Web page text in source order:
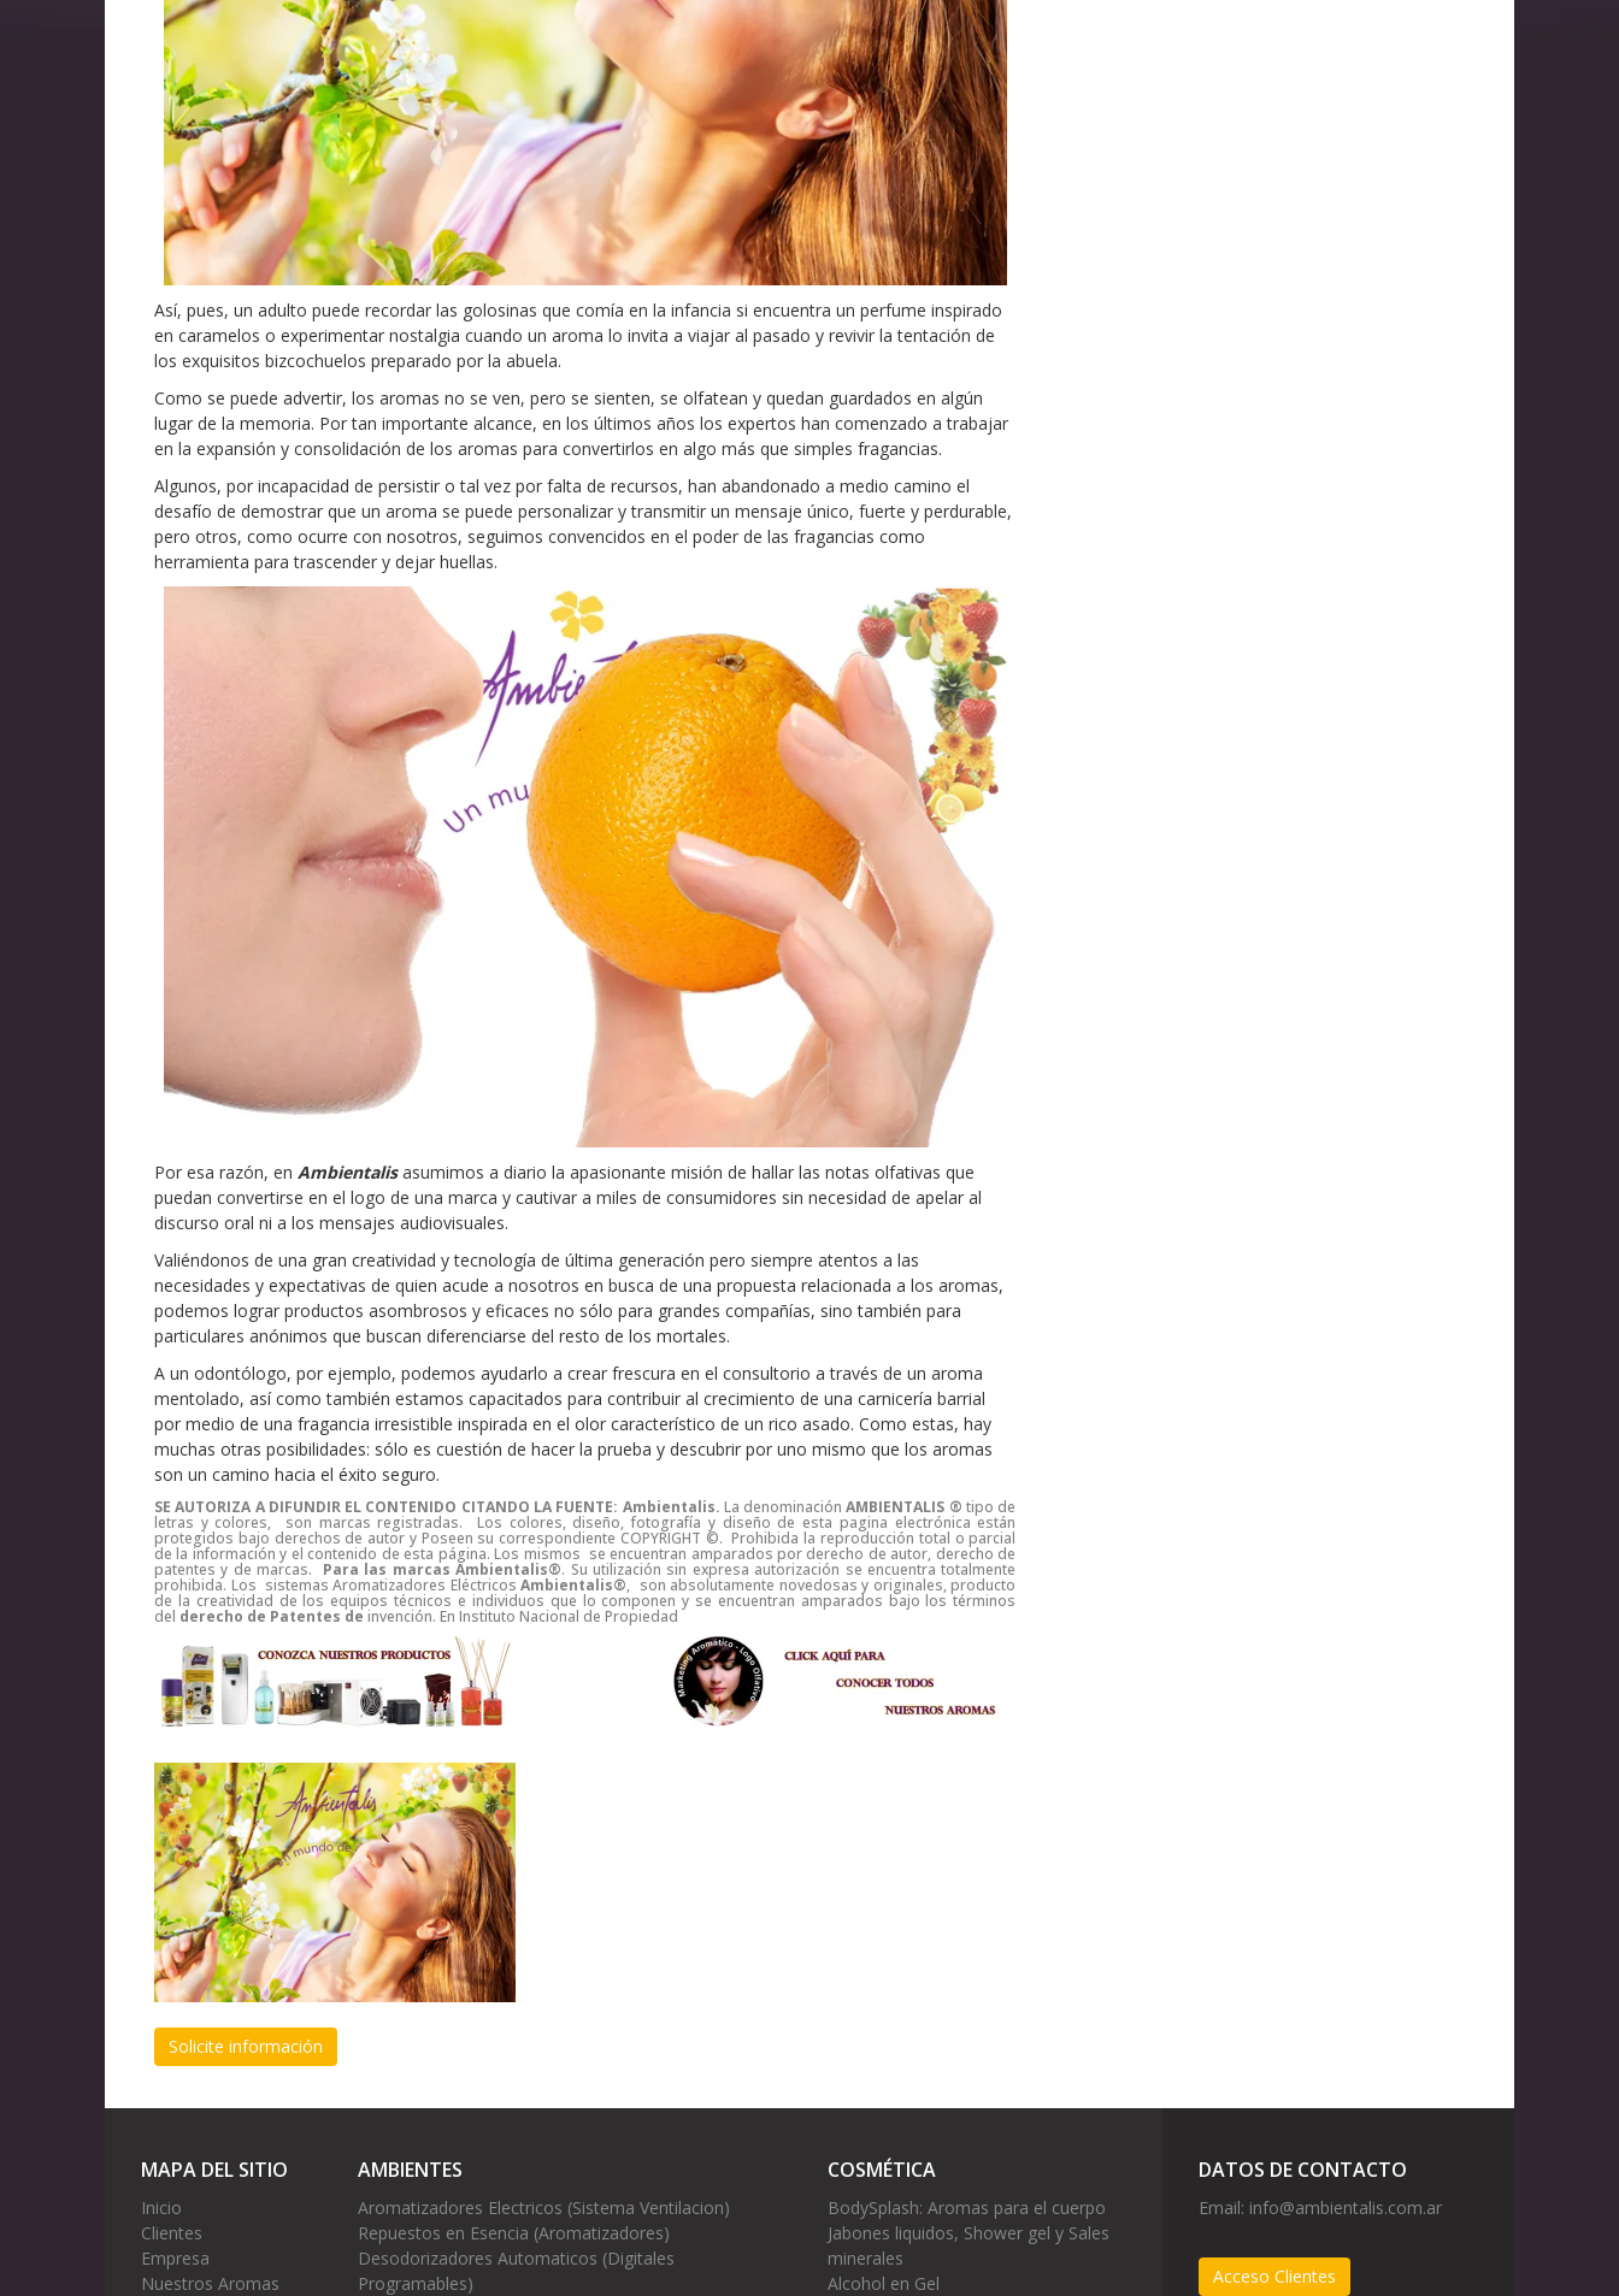
Así, pues, un adulto puede recordar las golosinas que comía en la infancia si encuentra un perfume inspirado
en caramelos o experimentar nostalgia cuando un aroma lo invita a viajar al pasado y revivir la tentación de
los exquisitos bizcochuelos preparado por la abuela.
Como se puede advertir, los aromas no se ven, pero se sienten, se olfatean y quedan guardados en algún
lugar de la memoria. Por tan importante alcance, en los últimos años los expertos han comenzado a trabajar
en la expansión y consolidación de los aromas para convertirlos en algo más que simples fragancias.
Algunos, por incapacidad de persistir o tal vez por falta de recursos, han abandonado a medio camino el
desafío de demostrar que un aroma se puede personalizar y transmitir un mensaje único, fuerte y perdurable,
pero otros, como ocurre con nosotros, seguimos convencidos en el poder de las fragancias como
herramienta para trascender y dejar huellas.
Por esa razón, en Ambientalisasumimos a diario la apasionante misión de hallar las notas olfativas que
puedan convertirse en el logo de una marca y cautivar a miles de consumidores sin necesidad de apelar al
discurso oral ni a los mensajes audiovisuales.
Valiéndonos de una gran creatividad y tecnología de última generación pero siempre atentos a las
necesidades y expectativas de quien acude a nosotros en busca de una propuesta relacionada a los aromas,
podemos lograr productos asombrosos y eficaces no sólo para grandes compañías, sino también para
particulares anónimos que buscan diferenciarse del resto de los mortales.
A un odontólogo, por ejemplo, podemos ayudarlo a crear frescura en el consultorio a través de un aroma
mentolado, así como también estamos capacitados para contribuir al crecimiento de una carnicería barrial
por medio de una fragancia irresistible inspirada en el olor característico de un rico asado. Como estas, hay
muchas otras posibilidades: sólo es cuestión de hacer la prueba y descubrir por uno mismo que los aromas
son un camino hacia el éxito seguro.
SE AUTORIZA A DIFUNDIR EL CONTENIDO CITANDO LA FUENTE: Ambientalis. La denominaciónAMBIENTALIS ® tipo de
letras y colores, son marcas registradas. Los colores, diseño, fotografía y diseño de esta pagina electrónica están
protegidos bajo derechos de autor y Poseen su correspondiente COPYRIGHT ©. Prohibida la reproducción total o parcial
de la información y el contenido de esta página. Los mismos se encuentran amparados por derecho de autor, derecho de
patentes y de marcas. Para las marcas Ambientalis®. Su utilización sin expresa autorización se encuentra totalmente
prohibida. Los sistemas Aromatizadores EléctricosAmbientalis®, son absolutamente novedosas y originales, producto
de la creatividad de los equipos técnicos e individuos que lo componen y se encuentran amparados bajo los términos
del derecho de Patentes de invención. En Instituto Nacional de Propiedad
Solicite información
MAPA DEL SITIO
Inicio
Clientes
Empresa
Nuestros Aromas
AMBIENTES
Aromatizadores Electricos (Sistema Ventilacion)
Repuestos en Esencia (Aromatizadores)
Desodorizadores Automaticos (Digitales
Programables)
COSMÉTICA
BodySplash: Aromas para el cuerpo
Jabones liquidos, Shower gel y Sales
minerales
Alcohol en Gel
DATOS DE CONTACTO
Email: info@ambientalis.com.ar
Acceso Clientes